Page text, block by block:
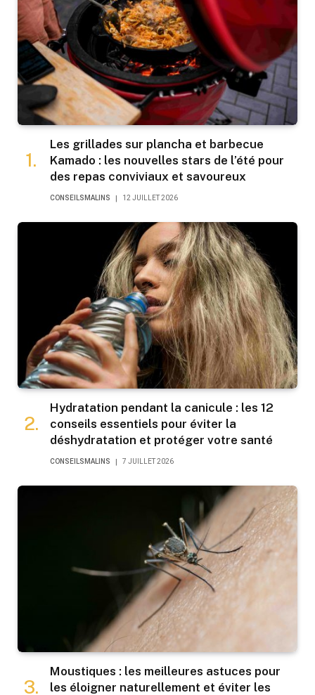
Les grillades sur plancha et barbecue
Kamado : les nouvelles stars de l’été pour
des repas conviviaux et savoureux
CONSEILSMALINS 12 JUILLET 2026
Hydratation pendant la canicule : les 12
conseils essentiels pour éviter la
déshydratation et protéger votre santé
CONSEILSMALINS 7 JUILLET 2026
Moustiques : les meilleures astuces pour
les éloigner naturellement et éviter les